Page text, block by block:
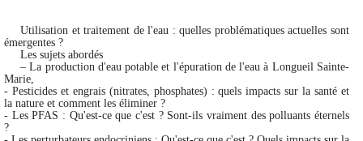
Utilisation et traitement de l'eau : quelles problématiques actuelles sont
émergentes ?
Les sujets abordés
– La production d'eau potable et l'épuration de l'eau à Longueil Sainte-
Marie,
- Pesticides et engrais (nitrates, phosphates) : quels impacts sur la santé et
la nature et comment les éliminer ?
- Les PFAS : Qu'est-ce que c'est ? Sont-ils vraiment des polluants éternels
?